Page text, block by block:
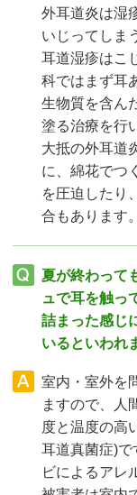
外耳道炎は湿
いじってしま
耳道湿疹はこ
科ではまず耳
生物質を含ん
塗る治療を行
大抵の外耳道
に、綿花でつ
を圧迫したり
合もあります。
夏が終わって
ュで耳を触っ
詰まった感じ
いるといわれ
室内・室外を
ますので、人
度と温度の高
耳道真菌症)で
ビによるアレ